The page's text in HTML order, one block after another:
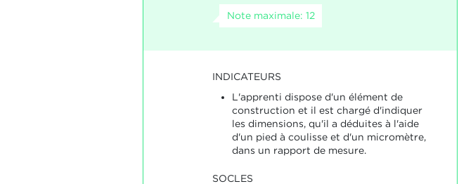
Note maximale: 12
INDICATEURS
L'apprenti dispose d'un élément de
construction et il est chargé d'indiquer
les dimensions, qu'il a déduites à l'aide
d'un pied à coulisse et d'un micromètre,
dans un rapport de mesure.
SOCLES